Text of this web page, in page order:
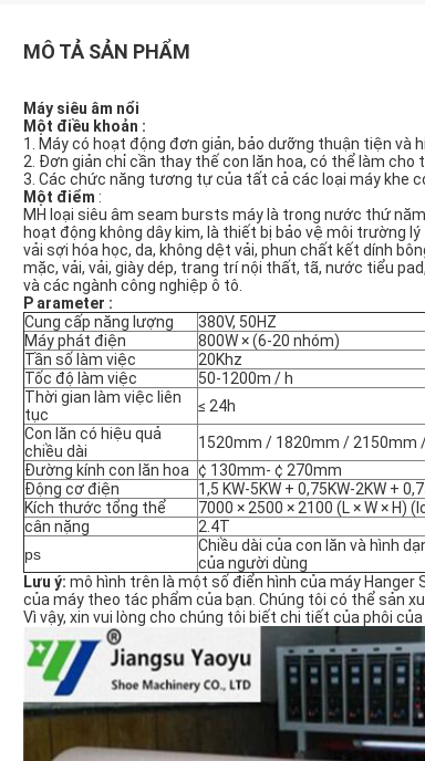
MÔ TẢ SẢN PHẨM
Máy siêu âm nổi
Một điều khoản :
1. Máy có hoạt động đơn giản, bảo dưỡng thuận tiện và
2. Đơn giản chỉ cần thay thế con lăn hoa, có thể làm cho
3. Các chức năng tương tự của tất cả các loại máy khe
Một điểm :
MH loại siêu âm seam bursts máy là trong nước thứ
hoạt động không dây kim, là thiết bị bảo vệ môi trường
vải sợi hóa học, da, không dệt vải, phun chất kết dính
mặc, vải, vải, giày dép, trang trí nội thất, tã, nước tiểu
và các ngành công nghiệp ô tô.
P arameter :
Cung cấp năng lượng
380V, 50HZ
Máy phát điện
800W × (6-20 nhóm)
Tần số làm việc
20Khz
Tốc độ làm việc
50-1200m / h
Thời gian làm việc liên
tục
≤ 24h
Con lăn có hiệu quả
chiều dài
1520mm / 1820mm / 2150mm
Đường kính con lăn hoa ¢ 130mm- ¢ 270mm
Động cơ điện
1,5 KW-5KW + 0,75KW-2KW +
Kích thước tổng thể
7000 × 2500 × 2100 (L × W × H)
cân nặng
2.4T
ps
Chiều dài của con lăn và hình
của người dùng
Lưu ý: mô hình trên là một số điển hình của máy
của máy theo tác phẩm của bạn. Chúng tôi có thể sản
Vì vậy, xin vui lòng cho chúng tôi biết chi tiết của phôi